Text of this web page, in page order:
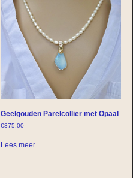
Geelgouden Parelcollier met Opaal
€375,00
Lees meer